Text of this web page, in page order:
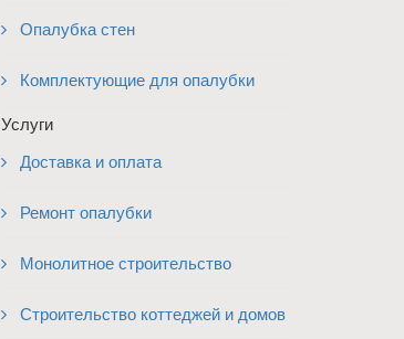
Опалубка стен
Комплектующие для опалубки
Услуги
Доставка и оплата
Ремонт опалубки
Монолитное строительство
Строительство коттеджей и домов